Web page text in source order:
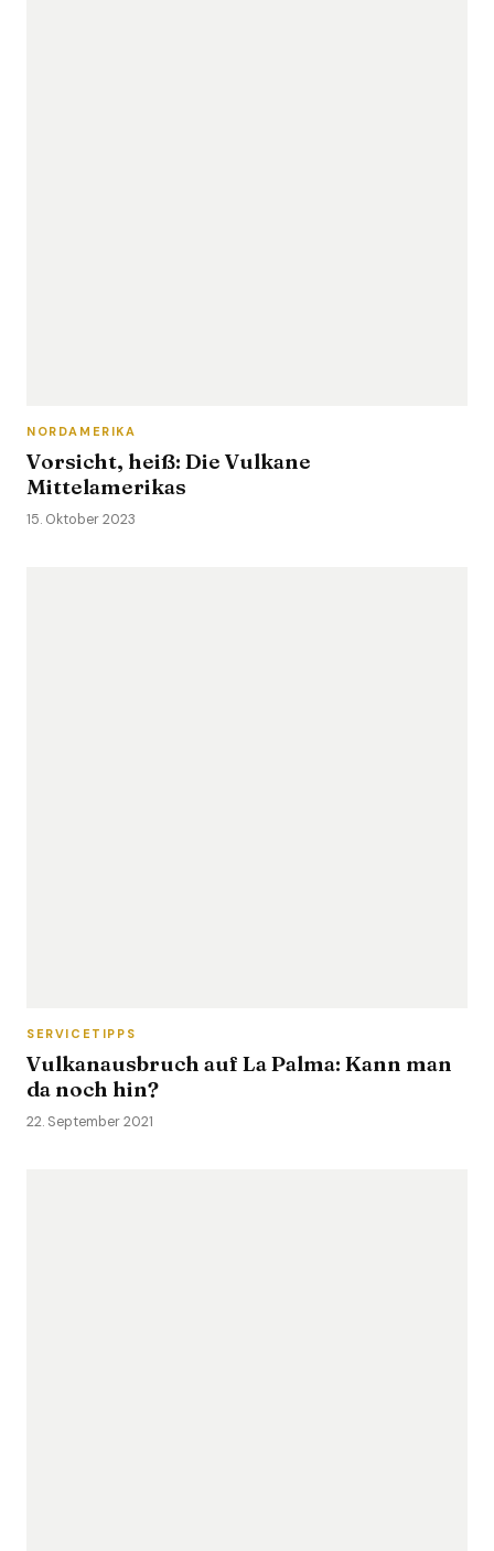
NORDAMERIKA
Vorsicht, heiß: Die Vulkane
Mittelamerikas
15. Oktober 2023
SERVICETIPPS
Vulkanausbruch auf La Palma: Kann man
da noch hin?
22. September 2021